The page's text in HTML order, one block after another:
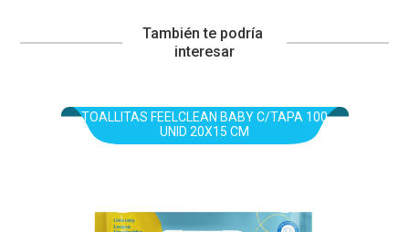
También te podría
interesar
TOALLITAS FEELCLEAN BABY C/TAPA 100
UNID 20X15 CM